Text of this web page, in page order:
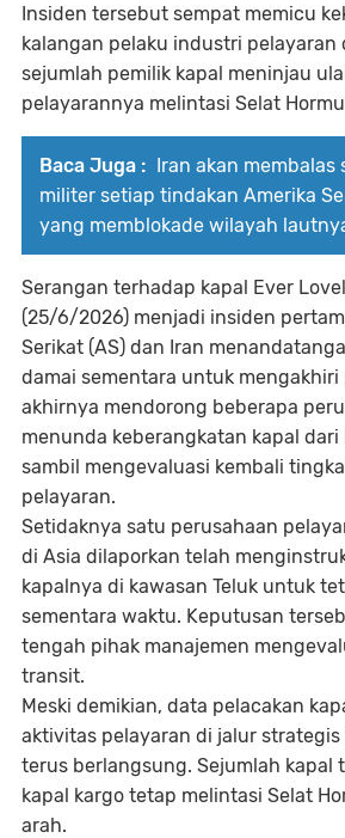
Insiden tersebut sempat memicu
kalangan pelaku industri pelayaran
sejumlah pemilik kapal meninjau
pelayarannya melintasi Selat
Baca Juga : Iran akan membalas
militer setiap tindakan Amerika
yang memblokade wilayah
Serangan terhadap kapal Ever
(25/6/2026) menjadi insiden
Serikat (AS) dan Iran
damai sementara untuk
akhirnya mendorong beberapa
menunda keberangkatan kapal dari
sambil mengevaluasi kembali
pelayaran.
Setidaknya satu perusahaan
di Asia dilaporkan telah
kapalnya di kawasan Teluk untuk
sementara waktu. Keputusan
tengah pihak manajemen
transit.
Meski demikian, data pelacakan
aktivitas pelayaran di jalur
terus berlangsung. Sejumlah kapal
kapal kargo tetap melintasi Selat
arah.